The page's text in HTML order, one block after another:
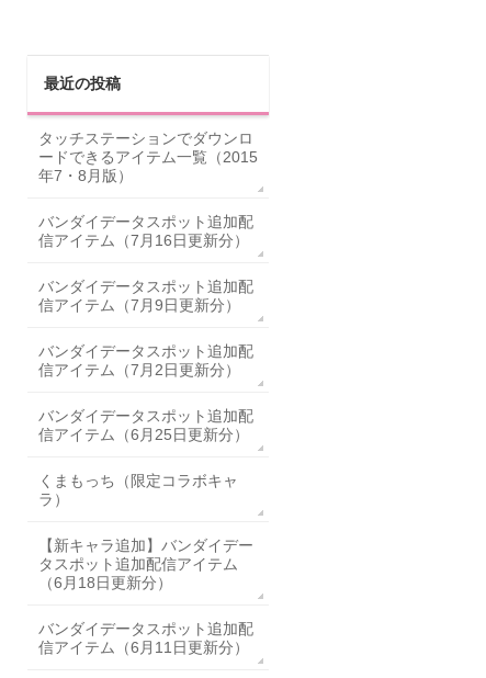
最近の投稿
タッチステーションでダウンロ
ードできるアイテム一覧（2015
年7・8月版）
バンダイデータスポット追加配
信アイテム（7月16日更新分）
バンダイデータスポット追加配
信アイテム（7月9日更新分）
バンダイデータスポット追加配
信アイテム（7月2日更新分）
バンダイデータスポット追加配
信アイテム（6月25日更新分）
くまもっち（限定コラボキャ
ラ）
【新キャラ追加】バンダイデー
タスポット追加配信アイテム
（6月18日更新分）
バンダイデータスポット追加配
信アイテム（6月11日更新分）